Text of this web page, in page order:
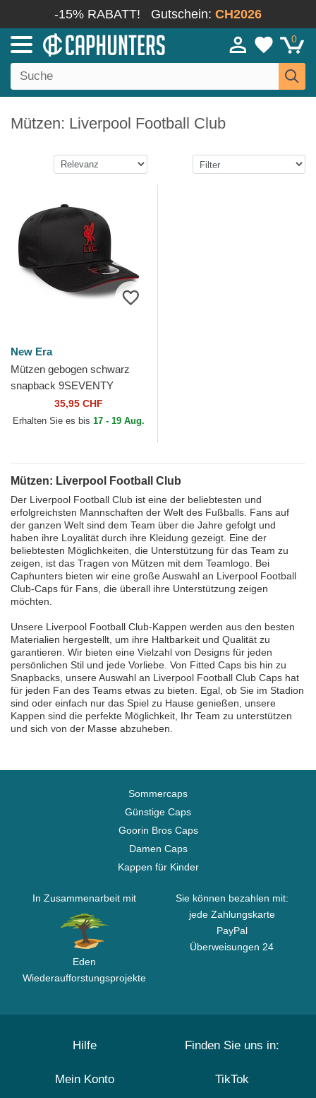
-15% RABATT! Gutschein: CH2026
0
Mützen: Liverpool Football Club
New Era
Mützen gebogen schwarz
snapback 9SEVENTY
Stretch Snap Gradient der
Liverpool Football Club...
35,95 CHF
Erhalten Sie es bis 17 - 19 Aug.
Mützen: Liverpool Football Club
Der Liverpool Football Club ist eine der beliebtesten und
erfolgreichsten Mannschaften der Welt des Fußballs. Fans auf
der ganzen Welt sind dem Team über die Jahre gefolgt und
haben ihre Loyalität durch ihre Kleidung gezeigt. Eine der
beliebtesten Möglichkeiten, die Unterstützung für das Team zu
zeigen, ist das Tragen von Mützen mit dem Teamlogo. Bei
Caphunters bieten wir eine große Auswahl an Liverpool Football
Club-Caps für Fans, die überall ihre Unterstützung zeigen
möchten.
Unsere Liverpool Football Club-Kappen werden aus den besten
Materialien hergestellt, um ihre Haltbarkeit und Qualität zu
garantieren. Wir bieten eine Vielzahl von Designs für jeden
persönlichen Stil und jede Vorliebe. Von Fitted Caps bis hin zu
Snapbacks, unsere Auswahl an Liverpool Football Club Caps hat
für jeden Fan des Teams etwas zu bieten. Egal, ob Sie im Stadion
sind oder einfach nur das Spiel zu Hause genießen, unsere
Kappen sind die perfekte Möglichkeit, Ihr Team zu unterstützen
und sich von der Masse abzuheben.
Sommercaps
Günstige Caps
Goorin Bros Caps
Damen Caps
Kappen für Kinder
In Zusammenarbeit mit
Eden
Wiederaufforstungsprojekte
Sie können bezahlen mit:
jede Zahlungskarte
PayPal
Überweisungen 24
Hilfe
Mein Konto
Finden Sie uns in:
TikTok